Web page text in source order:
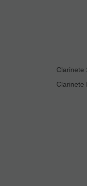
Clarinete
Clarinete